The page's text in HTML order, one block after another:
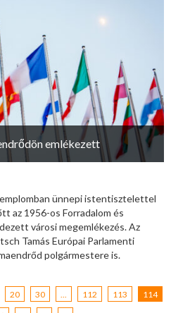
emlékezett
ünnepi istentisztelettel
az 1956-os Forradalom és
városi megemlékezés. Az
Tamás Európai Parlamenti
polgármestere is.
20 30 112 113
114